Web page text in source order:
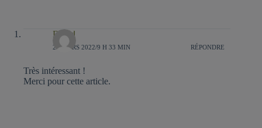
David
22 MARS 2022/9 H 33 MIN RÉPONDRE
Très intéressant !
Merci pour cette article.